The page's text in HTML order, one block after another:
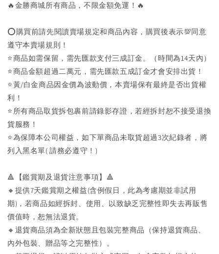
🔥金勝商城所有商品，不限金額免運！🔥
⭕購買前請先閱讀賣場規定和商品內容，購買後表示💯同意
遵守本賣場規則！
⭐商品如需保留，需先匯款支付三成訂金。（時間為14天內）
⭐商品金額超過二萬元，需先匯款五成訂金才會安排出貨！
⭐黃/白金商品因金價為波動價，本賣場保有最終是否出貨權
利！
⭐️所有商品取貨拆包裹前請錄影存證，若經拆封恕不接受退換
貨服務！
⭐為保障本公司權益，如下單商品未取貨超過3次紀錄者，將
列入黑名單( 請務必遵守！)
🔺【鑑賞期及退貨注意事項】🔺
🔸提供7天鑑賞期之權益(含例假日，此為考慮期並非試用
期)，若商品如經拆封、使用、以致缺乏完整性即失去再販售
價值時，恕無法退貨。
🔸退貨商品須為全新狀態且包裝完整商品（保持退貨商品、
內外包裝、贈品等之完整性）。